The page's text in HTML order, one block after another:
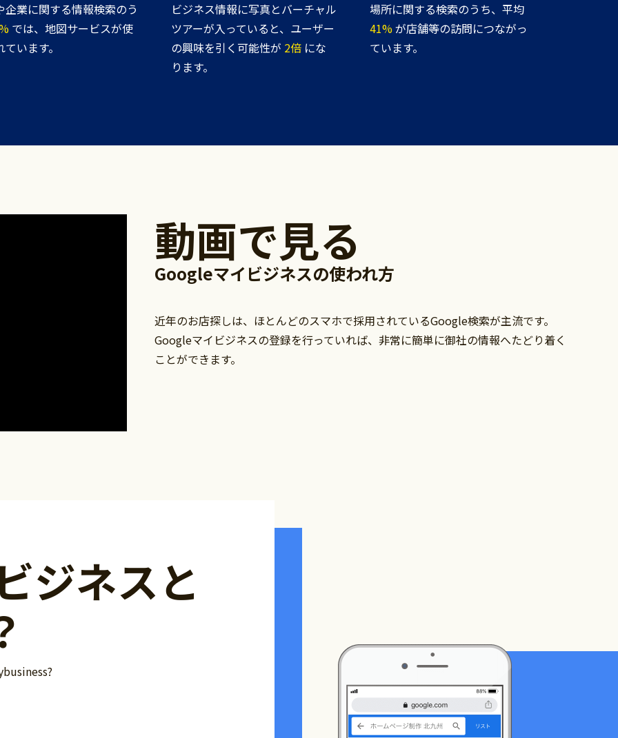
企業に関する情報検索のう
では、地図サービスが使
います。
ビジネス情報に写真とバーチャル
ツアーが入っていると、ユーザー
の興味を引く可能性が 2倍 にな
ります。
場所に関する検索のうち、平均
41%が店舗等の訪問につながっ
ています。
動画で見る
Googleマイビジネスの使われ方
近年のお店探しは、ほとんどのスマホで採用されているGoogle検索が主流です。
Googleマイビジネスの登録を行っていれば、非常に簡単に御社の情報へたどり着く
ことができます。
ジネスと